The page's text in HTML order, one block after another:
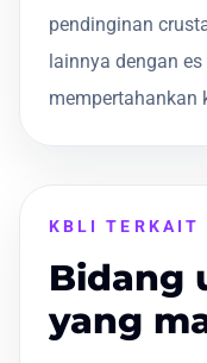
pendinginan
lainnya dengan
mempertahankan
KBLI TERKAIT
Bidang
yang